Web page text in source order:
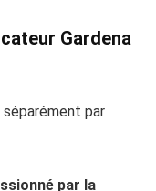
Gardena
par
par la